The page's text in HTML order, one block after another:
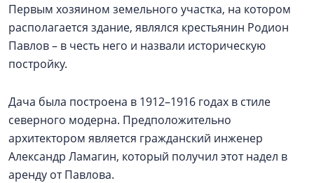
Первым хозяином земельного участка, на котором
располагается здание, являлся крестьянин Родион
Павлов – в честь него и назвали историческую
постройку.
Дача была построена в 1912–1916 годах в стиле
северного модерна. Предположительно
архитектором является гражданский инженер
Александр Ламагин, который получил этот надел в
аренду от Павлова.